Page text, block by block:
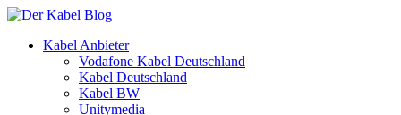
Kabel Anbieter
Vodafone Kabel Deutschland
Kabel Deutschland
Kabel BW
Unitymedia